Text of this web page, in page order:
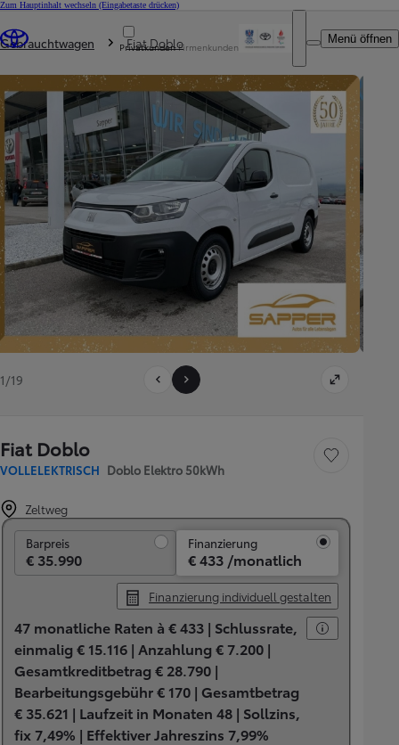
Zum Hauptinhalt wechseln (Eingabetaste drücken)
Privatkunden Firmenkunden
Menü öffnen
Du bist hier
Gebrauchtwagen Fiat Doblo
1/19
Fiat Doblo
VOLLELEKTRISCH Doblo Elektro 50kWh
Fahrzeug speichern
Zeltweg
Barpreis
€ 35.990
Finanzierung
€ 433 /monatlich
Finanzierung individuell gestalten
47 monatliche Raten à € 433 | Schlussrate,
einmalig € 15.116 | Anzahlung € 7.200 |
Gesamtkreditbetrag € 28.790 |
Bearbeitungsgebühr € 170 | Gesamtbetrag
€ 35.621 | Laufzeit in Monaten 48 | Sollzins,
fix 7,49% | Effektiver Jahreszins 7,99%